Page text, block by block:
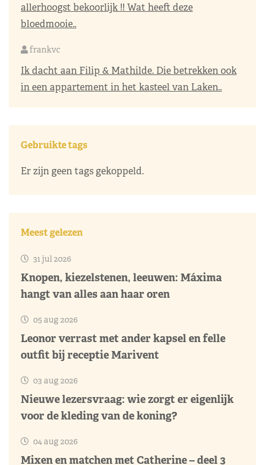
allerhoogst bekoorlijk !! Wat heeft deze
bloedmooie..
frankvc
Ik dacht aan Filip & Mathilde. Die betrekken ook
in een appartement in het kasteel van Laken..
Gebruikte tags
Er zijn geen tags gekoppeld.
Meest gelezen
31 jul 2026
Knopen, kiezelstenen, leeuwen: Máxima
hangt van alles aan haar oren
05 aug 2026
Leonor verrast met ander kapsel en felle
outfit bij receptie Marivent
03 aug 2026
Nieuwe lezersvraag: wie zorgt er eigenlijk
voor de kleding van de koning?
04 aug 2026
Mixen en matchen met Catherine – deel 3